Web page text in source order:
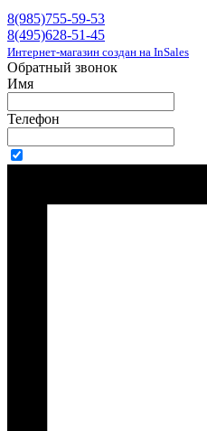
8(985)755-59-53
8(495)628-51-45
Интернет-магазин создан на InSales
Обратный звонок
Имя
Телефон